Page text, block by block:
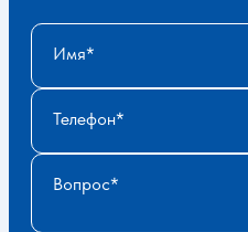
Имя
Телефон
Вопрос